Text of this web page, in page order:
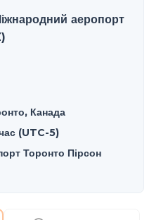
аеропорт
Канада
(UTC-5)
Торонто Пірсон